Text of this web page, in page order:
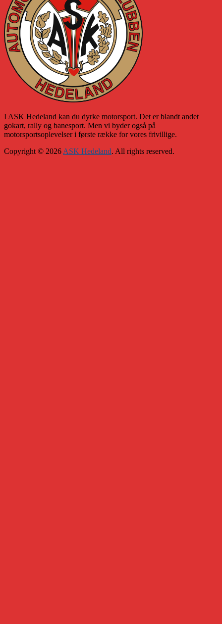
I ASK Hedeland kan du dyrke motorsport. Det er blandt andet
gokart, rally og banesport. Men vi byder også på
motorsportsoplevelser i første række for vores frivillige.
Copyright © 2026 ASK Hedeland. All rights reserved.